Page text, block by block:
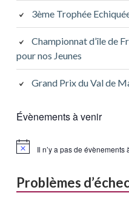
3ème Trophée
Championnat d’île de
pour nos Jeunes
Grand Prix du Val de
Évènements à venir
Il n’y a pas de évènements
Problèmes